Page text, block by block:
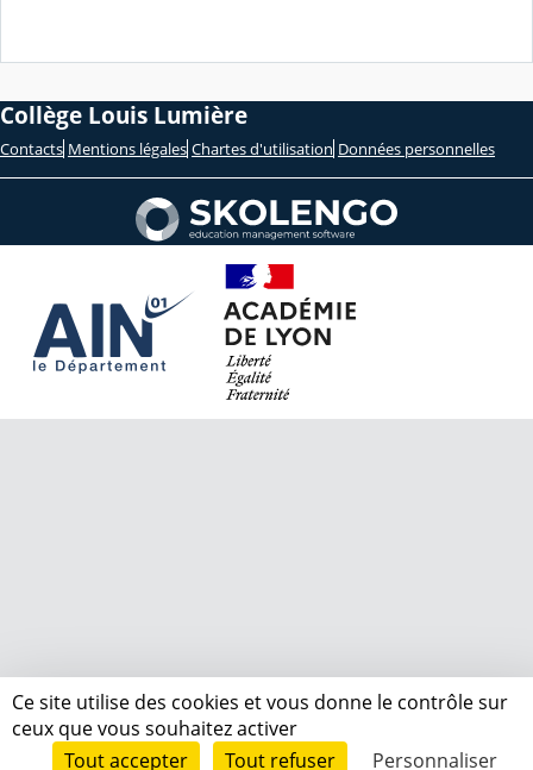
Collège Louis Lumière
Contacts Mentions légales Chartes d'utilisation Données personnelles
Ce site utilise des cookies et vous donne le contrôle sur
ceux que vous souhaitez activer
Tout accepter
Tout refuser Personnaliser